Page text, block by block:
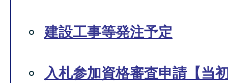
建設工事等発注予定
入札参加資格審査申請【当